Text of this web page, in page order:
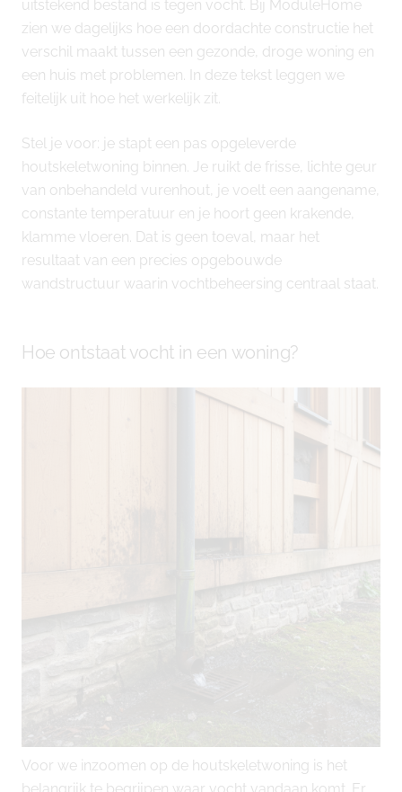
uitstekend bestand is tegen vocht. Bij ModuleHome
zien we dagelijks hoe een doordachte constructie het
verschil maakt tussen een gezonde, droge woning en
een huis met problemen. In deze tekst leggen we
feitelijk uit hoe het werkelijk zit.
Stel je voor: je stapt een pas opgeleverde
houtskeletwoning binnen. Je ruikt de frisse, lichte geur
van onbehandeld vurenhout, je voelt een aangename,
constante temperatuur en je hoort geen krakende,
klamme vloeren. Dat is geen toeval, maar het
resultaat van een precies opgebouwde
wandstructuur waarin vochtbeheersing centraal staat.
Hoe ontstaat vocht in een woning?
Voor we inzoomen op de houtskeletwoning is het